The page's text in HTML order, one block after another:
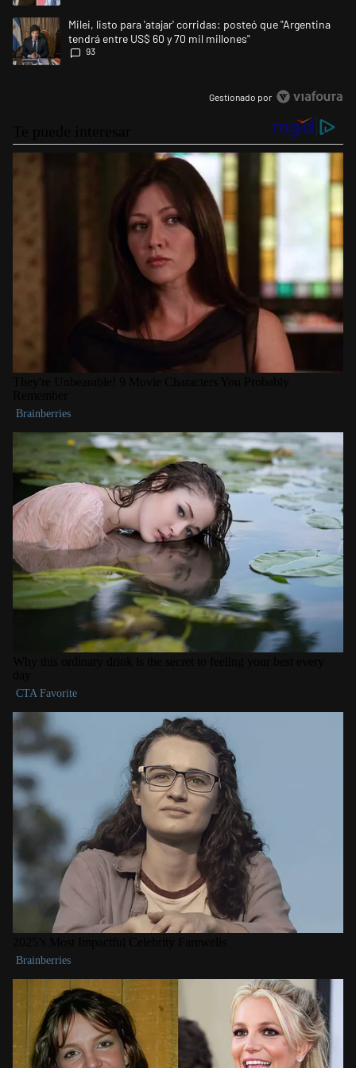
Un artículo de tendencia con el título "Milei, listo para 'atajar' corridas:
Milei, listo para 'atajar' corridas: posteó que "Argentina
tendrá entre US$ 60 y 70 mil millones"
93
Gestionado por